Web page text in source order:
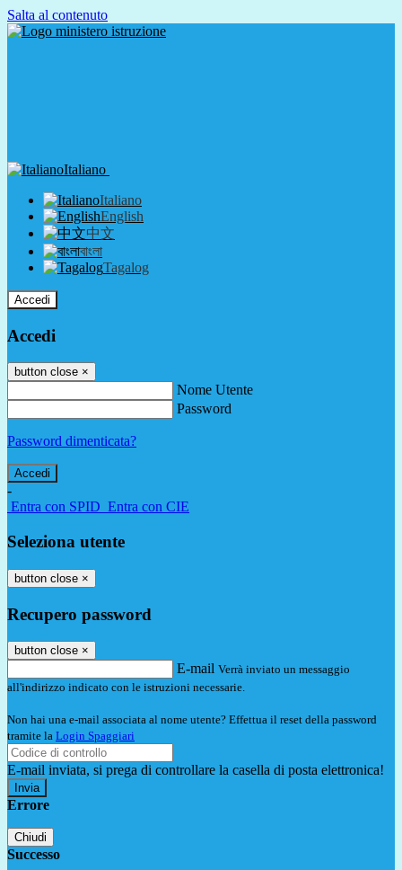
Salta al contenuto
Italiano
Italiano
English
中文
বাংলা
Tagalog
Accedi
Accedi
button close ×
Nome Utente
Password
Password dimenticata?
-
Entra con SPID Entra con CIE
Seleziona utente
button close ×
Recupero password
button close ×
E-mail Verrà inviato un messaggio
all'indirizzo indicato con le istruzioni necessarie.
Non hai una e-mail associata al nome utente? Effettua il reset della password
tramite la Login Spaggiari
E-mail inviata, si prega di controllare la casella di posta elettronica!
Errore
Chiudi
Successo